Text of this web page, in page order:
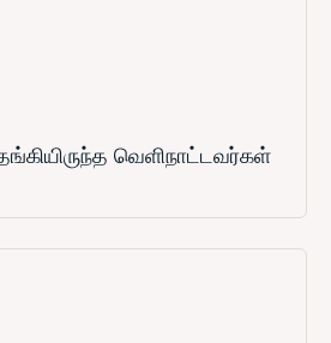
வெளிநாட்டவர்கள்